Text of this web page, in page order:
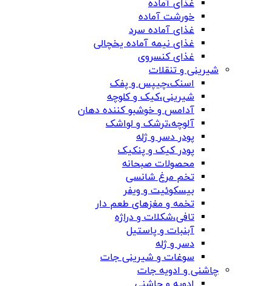
غذای آماده
خورشت آماده
غذای آماده سرد
غذای نیمه آماده یخچالی
غذای کنسروی
شیرینی و تنقلات
اسنک،چیپس و پفک
شیرینی،کیک و کلوچه
آدامس و خوشبو کننده دهان
آلوچه،ترشک و لواشک
پودر دسر و ژله
پودر کیک و پنکیک
محصولات صبحانه
تخم مرغ شانسی
بیسکوئیت و ویفر
تخمه و مغزهای طعم دار
تافی،شکلات و دراژه
آبنبات و پاستیل
دسر و ژله
سوغات و شیرینی جات
چاشنی و ادویه جات